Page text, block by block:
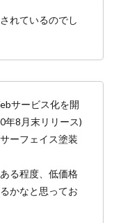
れているのでし
サービス化を開
8月末リリース)
ーフェイス塗装
る程度、低価格
かなと思ってお